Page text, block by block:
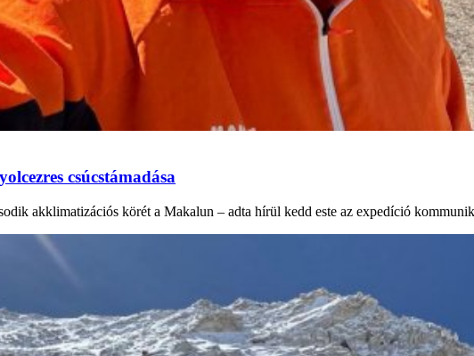
csúcstámadása
akklimatizációs körét a Makalun – adta hírül kedd este az expedíció